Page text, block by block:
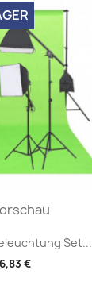
Set...
€